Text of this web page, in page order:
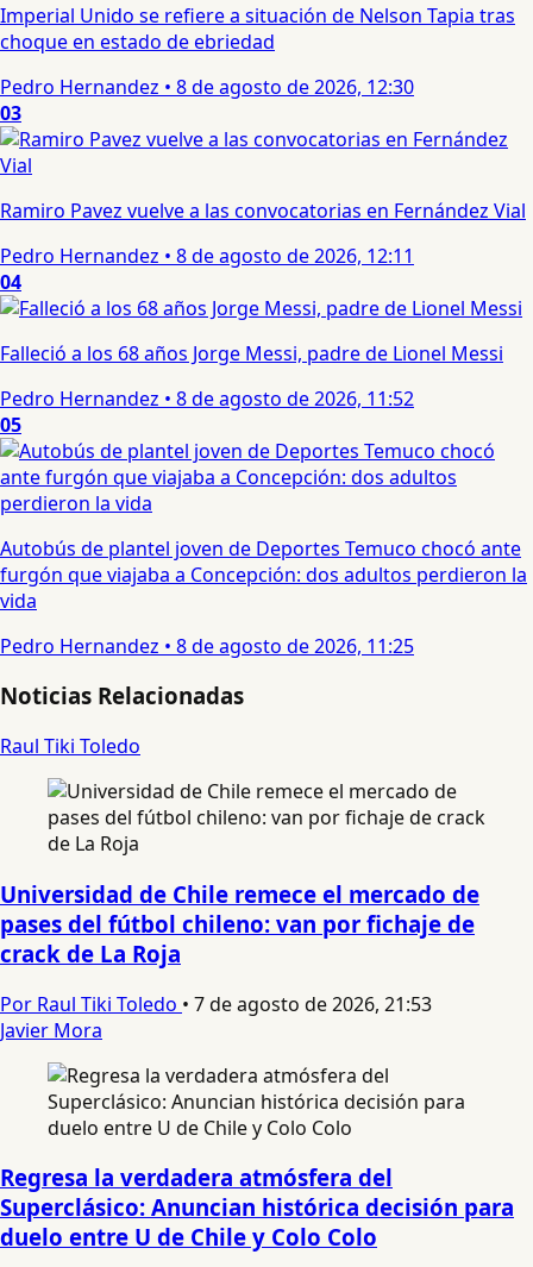
Imperial Unido se refiere a situación de Nelson Tapia tras
choque en estado de ebriedad
Pedro Hernandez • 8 de agosto de 2026, 12:30
03
Ramiro Pavez vuelve a las convocatorias en Fernández Vial
Pedro Hernandez • 8 de agosto de 2026, 12:11
04
Falleció a los 68 años Jorge Messi, padre de Lionel Messi
Pedro Hernandez • 8 de agosto de 2026, 11:52
05
Autobús de plantel joven de Deportes Temuco chocó ante
furgón que viajaba a Concepción: dos adultos perdieron la
vida
Pedro Hernandez • 8 de agosto de 2026, 11:25
Noticias Relacionadas
Raul Tiki Toledo
Universidad de Chile remece el mercado de
pases del fútbol chileno: van por fichaje de
crack de La Roja
Por Raul Tiki Toledo • 7 de agosto de 2026, 21:53
Javier Mora
Regresa la verdadera atmósfera del
Superclásico: Anuncian histórica decisión para
duelo entre U de Chile y Colo Colo